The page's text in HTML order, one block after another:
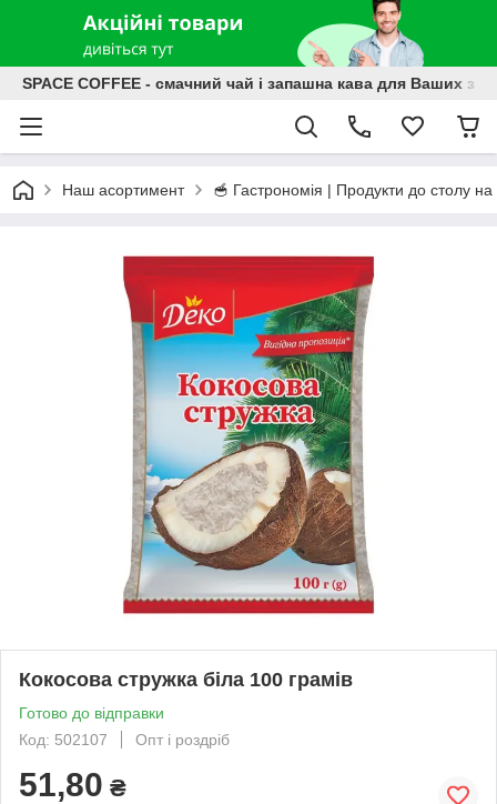
SPACE COFFEE - смачний чай і запашна кава для Ваших
Наш асортимент 🥣 Гастрономія | Продукти до столу
Кокосова стружка біла 100 грамів
Готово до відправки
Код: 502107
Опт і роздріб
51,80 ₴